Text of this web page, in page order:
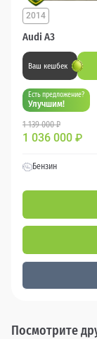
Audi A3
2014
Ваш кешбек
Есть предложение?
Улучшим!
1 139 000 ₽
1 036 000 ₽
Бензин
Посмотрите